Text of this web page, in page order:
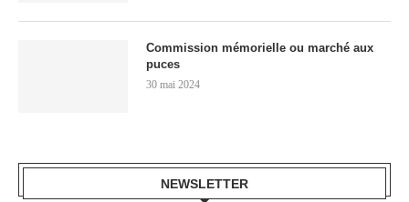
Commission mémorielle ou marché aux
puces
30 mai 2024
NEWSLETTER